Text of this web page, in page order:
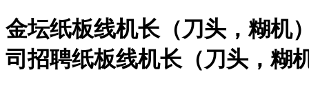
金坛纸板线机长（刀头，糊机
司招聘纸板线机长（刀头，糊